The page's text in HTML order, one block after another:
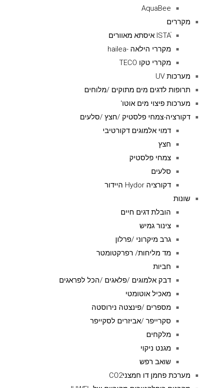
AquaBee
מקררים
ISTAׁׂ איסתא מאוורים
מקררי הילאה -hailea
מקררי טקו TECO
מערכות UV
תרופות לדגים מים מתוקים /מלוחים
מערכות פיצוי מים אוטו'
דקורציה-צמחי פלסטיק /חצץ /סלעים
דמוי אלמוגים דקורטיבי
חצץ
צמחי פלסטיק
סלעים
דקורציה Hydor היידור
שונות
הובלת דגים חיים
צינור גמיש
גרב מיקרוני /פרלון
מד מליחות/ רפרקטומטר
חביות
דבק אלמוגים /פלאגים /הכל לפראגים
מאכיל אוטומטי
מספרים /פינצטה נירוסטה
סקרייפר /אביזרים לסקייפר
מלקחים
מגנט ניקוי
שואב רפש
מערכת פחמן דו חמצניCO2